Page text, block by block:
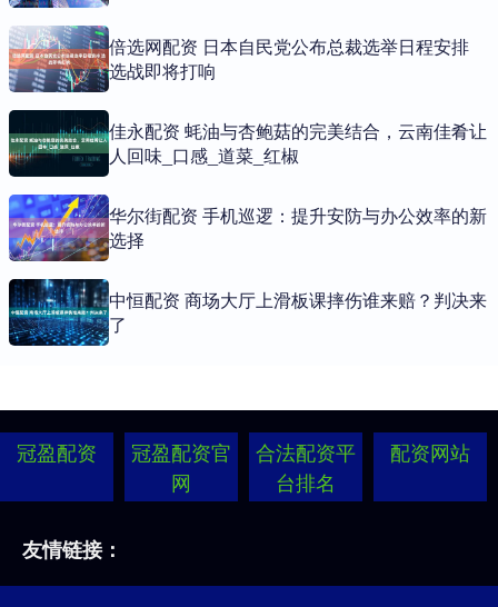
倍选网配资 日本自民党公布总裁选举日程安排
选战即将打响
佳永配资 蚝油与杏鲍菇的完美结合，云南佳肴让
人回味_口感_道菜_红椒
华尔街配资 手机巡逻：提升安防与办公效率的新
选择
中恒配资 商场大厅上滑板课摔伤谁来赔？判决来
了
冠盈配资
冠盈配资官
网
合法配资平
台排名
配资网站
友情链接：